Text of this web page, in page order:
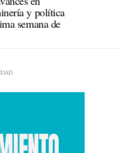
y política
semana de